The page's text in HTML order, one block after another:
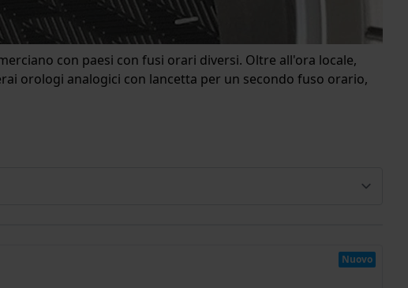
con paesi con fusi orari diversi. Oltre all'ora locale,
orologi analogici con lancetta per un secondo fuso orario,
Nuovo